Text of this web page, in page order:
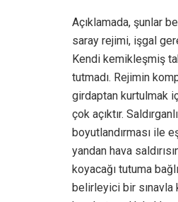
Açıklamada, şunlar
saray rejimi, işgal
Kendi kemikleşmiş
tutmadı. Rejimin
girdaptan kurtulmak
çok açıktır.
boyutlandırması ile
yandan hava
koyacağı tutuma
belirleyici bir sınavla